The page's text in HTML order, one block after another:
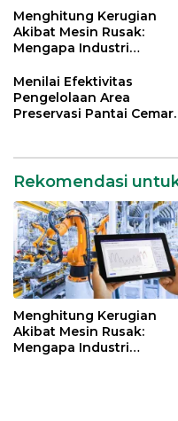
Menghitung Kerugian
Akibat Mesin Rusak:
Mengapa Industri
‘Predictive Maintenance’?
Menilai Efektivitas
Pengelolaan Area
Preservasi Pantai
Sembilang, Provinsi
dengan METT
Rekomendasi
Menghitung Kerugian
Akibat Mesin Rusak:
Mengapa Industri